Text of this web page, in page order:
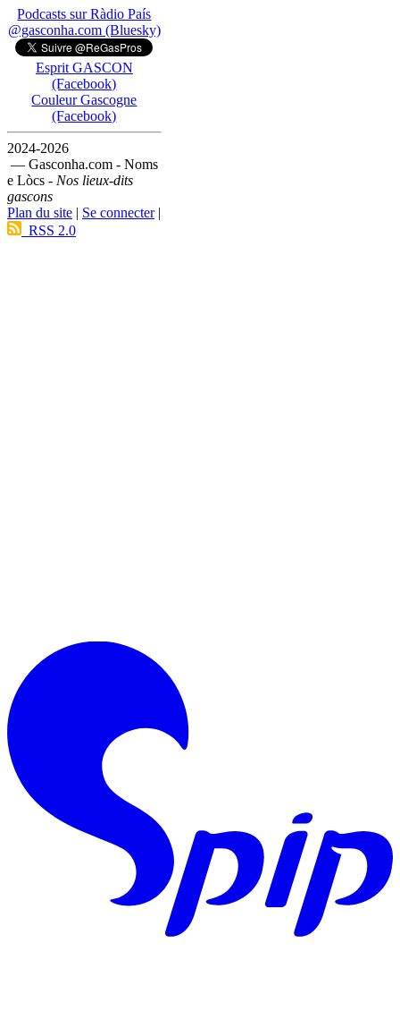
Podcasts sur Ràdio País
@gasconha.com (Bluesky)
Esprit GASCON
(Facebook)
Couleur Gascogne
(Facebook)
2024-2026
— Gasconha.com - Noms
e Lòcs - Nos lieux-dits
gascons
Plan du site | Se connecter|
RSS 2.0